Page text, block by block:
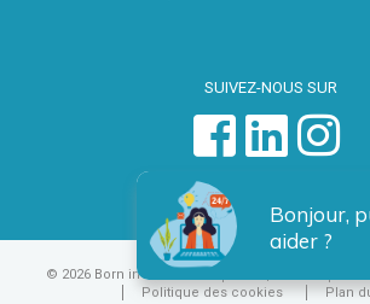
SUIVEZ-NOUS SUR
Bonjour,
aider ?
© 2026 Born in Brussels
Politique des cookies
Plan